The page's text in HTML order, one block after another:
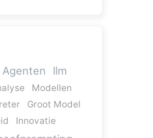
Agenten llm
Modellen
Groot Model
Innovatie